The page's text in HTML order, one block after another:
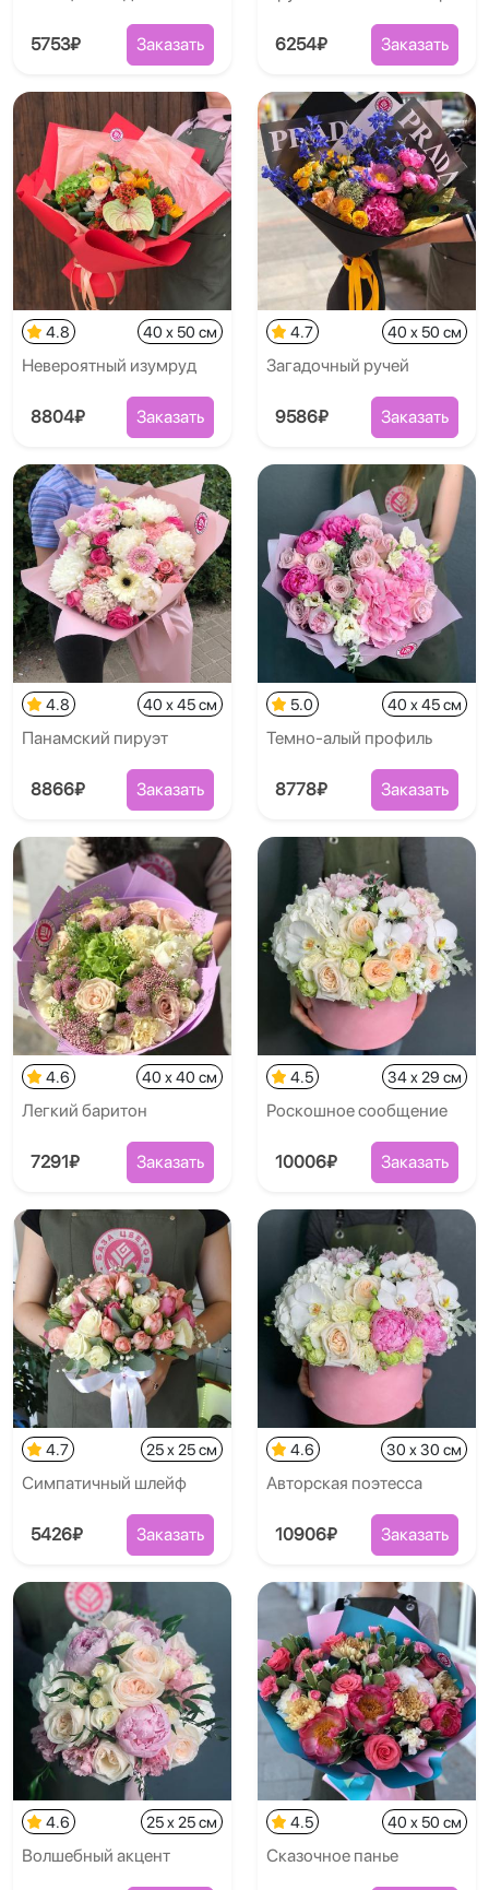
5753₽ Заказать 6254₽ Заказать
4.8 40 x 50 см
Невероятный изумруд
8804₽ Заказать
4.7 40 x 50 см
Загадочный ручей
9586₽ Заказать
4.8 40 x 45 см
Панамский пируэт
8866₽ Заказать
5.0 40 x 45 см
Темно-алый профиль
8778₽ Заказать
4.6 40 x 40 см
Легкий баритон
7291₽ Заказать
4.5 34 x 29 см
Роскошное сообщение
10006₽ Заказать
4.7 25 x 25 см
Симпатичный шлейф
5426₽ Заказать
4.6 30 x 30 см
Авторская поэтесса
10906₽ Заказать
4.6 25 x 25 см
Волшебный акцент
4.5 40 x 50 см
Сказочное панье